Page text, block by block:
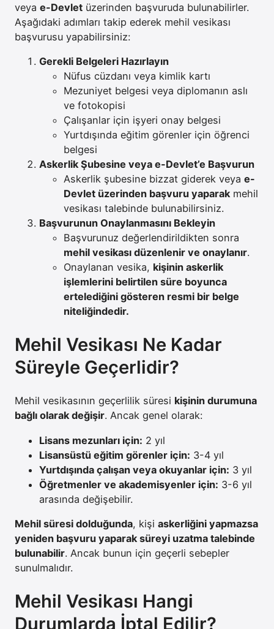
veya e-Devlet üzerinden başvuruda bulunabilirler.
Aşağıdaki adımları takip ederek mehil vesikası
başvurusu yapabilirsiniz:
Gerekli Belgeleri Hazırlayın
Nüfus cüzdanı veya kimlik kartı
Mezuniyet belgesi veya diplomanın aslı
ve fotokopisi
Çalışanlar için işyeri onay belgesi
Yurtdışında eğitim görenler için öğrenci
belgesi
Askerlik Şubesine veya e-Devlet’e Başvurun
Askerlik şubesine bizzat giderek veya e-
Devlet üzerinden başvuru yaparakmehil
vesikası talebinde bulunabilirsiniz.
Başvurunun Onaylanmasını Bekleyin
Başvurunuz değerlendirildikten sonra
mehil vesikası düzenlenir ve onaylanır.
Onaylanan vesika, kişinin askerlik
işlemlerini belirtilen süre boyunca
ertelediğini gösteren resmi bir belge
niteliğindedir.
Mehil Vesikası Ne Kadar
Süreyle Geçerlidir?
Mehil vesikasının geçerlilik süresi kişinin durumuna
bağlı olarak değişir. Ancak genel olarak:
Lisans mezunları için: 2 yıl
Lisansüstü eğitim görenler için: 3-4 yıl
Yurtdışında çalışan veya okuyanlar için: 3 yıl
Öğretmenler ve akademisyenler için: 3-6 yıl
arasında değişebilir.
Mehil süresi dolduğunda, kişi askerliğini yapmazsa
yeniden başvuru yaparak süreyi uzatma talebinde
bulunabilir. Ancak bunun için geçerli sebepler
sunulmalıdır.
Mehil Vesikası Hangi
Durumlarda İptal Edilir?